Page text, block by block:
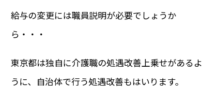
給与の変更には職員説明が必要でしょうか
ら・・・
東京都は独自に介護職の処遇改善上乗せがあるよ
うに、自治体で行う処遇改善もはいります。